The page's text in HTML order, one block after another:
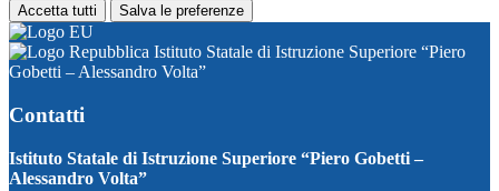
Accetta tutti Salva le preferenze
Istituto Statale di Istruzione Superiore “Piero
Gobetti – Alessandro Volta”
Contatti
Istituto Statale di Istruzione Superiore “Piero Gobetti –
Alessandro Volta”